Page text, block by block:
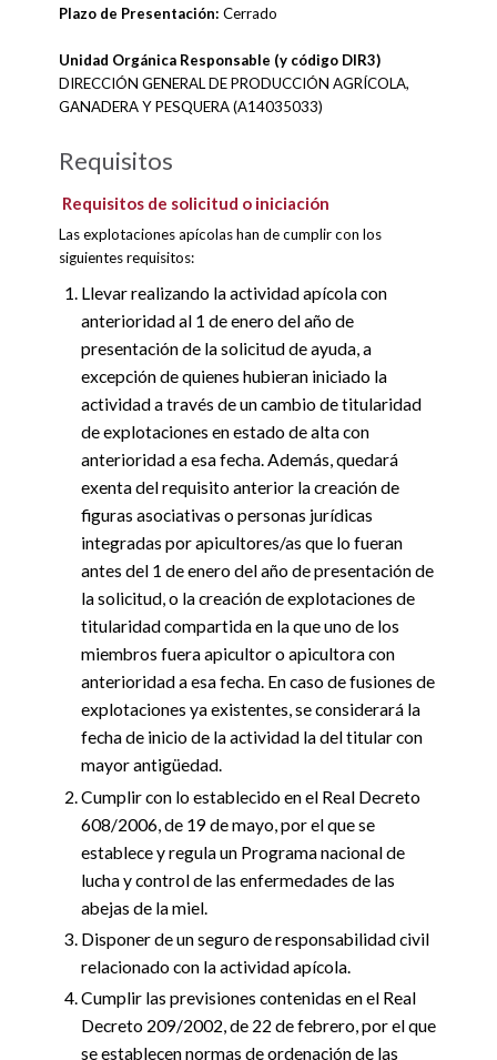
Plazo de Presentación:Cerrado
Unidad Orgánica Responsable (y código DIR3)
DIRECCIÓN GENERAL DE PRODUCCIÓN AGRÍCOLA,
GANADERA Y PESQUERA (A14035033)
Requisitos
Requisitos de solicitud o iniciación
Las explotaciones apícolas han de cumplir con los
siguientes requisitos:
Llevar realizando la actividad apícola con
anterioridad al 1 de enero del año de
presentación de la solicitud de ayuda, a
excepción de quienes hubieran iniciado la
actividad a través de un cambio de titularidad
de explotaciones en estado de alta con
anterioridad a esa fecha. Además, quedará
exenta del requisito anterior la creación de
figuras asociativas o personas jurídicas
integradas por apicultores/as que lo fueran
antes del 1 de enero del año de presentación de
la solicitud, o la creación de explotaciones de
titularidad compartida en la que uno de los
miembros fuera apicultor o apicultora con
anterioridad a esa fecha. En caso de fusiones de
explotaciones ya existentes, se considerará la
fecha de inicio de la actividad la del titular con
mayor antigüedad.
Cumplir con lo establecido en el Real Decreto
608/2006, de 19 de mayo, por el que se
establece y regula un Programa nacional de
lucha y control de las enfermedades de las
abejas de la miel.
Disponer de un seguro de responsabilidad civil
relacionado con la actividad apícola.
Cumplir las previsiones contenidas en el Real
Decreto 209/2002, de 22 de febrero, por el que
se establecen normas de ordenación de las